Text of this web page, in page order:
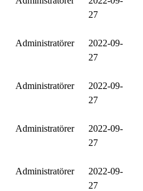
27
Administratörer
2022-09-
27
Administratörer
2022-09-
27
Administratörer
2022-09-
27
Administratörer
2022-09-
27